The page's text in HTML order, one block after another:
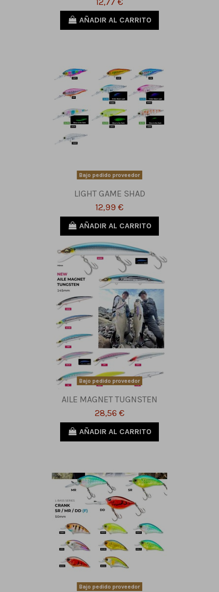
AÑADIR AL CARRITO
Bajo pedido proveedor
LIGHT GAME SHAD
12,99 €
AÑADIR AL CARRITO
Bajo pedido proveedor
AILE MAGNET TUGNSTEN
28,56 €
AÑADIR AL CARRITO
Bajo pedido proveedor